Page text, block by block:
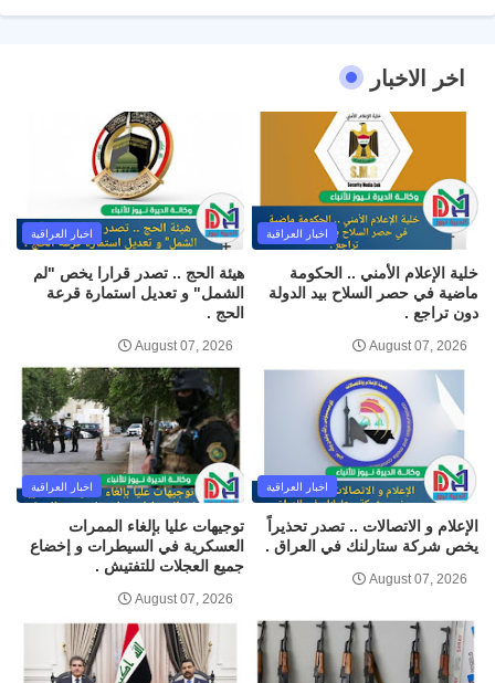
اخر الاخبار
اخبار العراقية
خلية الإعلام الأمني .. الحكومة
ماضية في حصر السلاح بيد الدولة
دون تراجع .
August 07, 2026
اخبار العراقية
هيئة الحج .. تصدر قرارا يخص "لم
الشمل" و تعديل استمارة قرعة
الحج .
August 07, 2026
اخبار العراقية
الإعلام و الاتصالات .. تصدر تحذيراً
يخص شركة ستارلنك في العراق .
August 07, 2026
اخبار العراقية
توجيهات عليا بإلغاء الممرات
العسكرية في السيطرات و إخضاع
جميع العجلات للتفتيش .
August 07, 2026